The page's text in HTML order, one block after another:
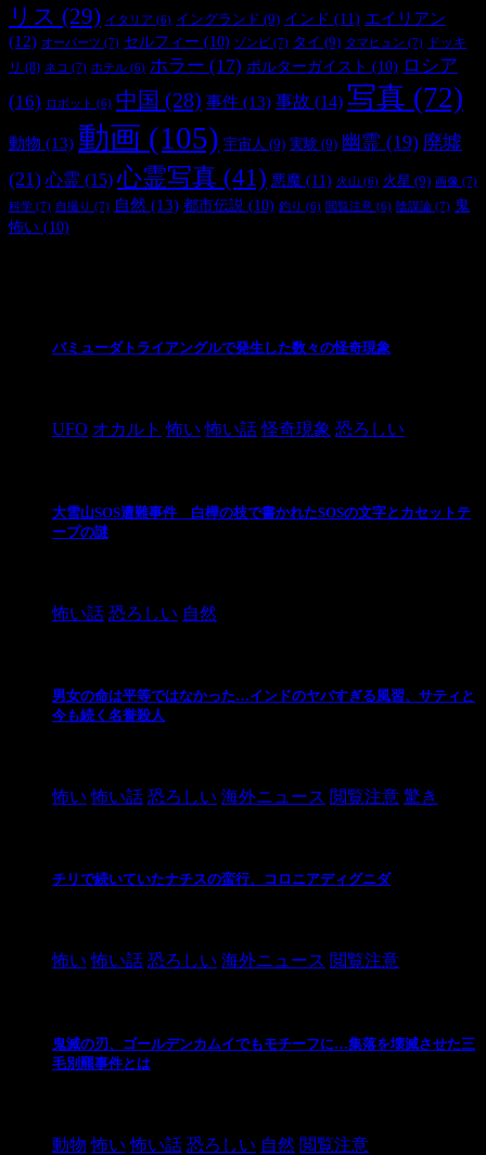
リス (29) イタリア (6) イングランド (9) インド (11) エイリアン
(12) オーパーツ (7) セルフィー (10) ゾンビ (7) タイ (9) タマヒュン (7)
ドッキ
リ (8) ネコ (7) ホテル (6) ホラー (17) ポルターガイスト (10) ロシア
(16)
ロボット (6) 中国 (28) 事件 (13) 事故 (14) 写真 (72)
動物 (13) 動画 (105) 宇宙人 (9) 実験 (9) 幽霊 (19) 廃墟
(21) 心霊 (15) 心霊写真 (41) 悪魔 (11) 火山 (6) 火星 (9) 画像 (7)
科学 (7) 自撮り (7) 自然 (13) 都市伝説 (10) 釣り (6) 閲覧注意 (6) 陰謀論 (7) 鬼
怖い (10)
バミューダトライアングルで発生した数々の怪奇現象
UFO オカルト 怖い 怖い話 怪奇現象 恐ろしい
大雪山SOS遭難事件 白樺の枝で書かれたSOSの文字とカセットテ
ープの謎
怖い話 恐ろしい 自然
男女の命は平等ではなかった…インドのヤバすぎる風習、サティと
今も続く名誉殺人
怖い 怖い話 恐ろしい 海外ニュース 閲覧注意 驚き
チリで続いていたナチスの蛮行、コロニアディグニダ
怖い 怖い話 恐ろしい 海外ニュース 閲覧注意
鬼滅の刃、ゴールデンカムイでもモチーフに…集落を壊滅させた三
毛別羆事件とは
動物 怖い 怖い話 恐ろしい 自然 閲覧注意